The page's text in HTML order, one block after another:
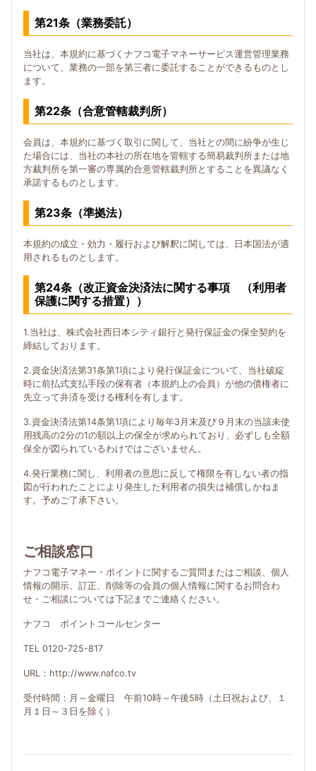
第21条（業務委託）
当社は、本規約に基づくナフコ電子マネーサービス運営管理業務
について、業務の一部を第三者に委託することができるものとし
ます。
第22条（合意管轄裁判所）
会員は、本規約に基づく取引に関して、当社との間に紛争が生じ
た場合には、当社の本社の所在地を管轄する簡易裁判所または地
方裁判所を第一審の専属的合意管轄裁判所とすることを異議なく
承諾するものとします。
第23条（準拠法）
本規約の成立・効力・履行および解釈に関しては、日本国法が適
用されるものとします。
第24条（改正資金決済法に関する事項 （利用者
保護に関する措置））
1.当社は、株式会社西日本シティ銀行と発行保証金の保全契約を
締結しております。
2.資金決済法第31条第1項により発行保証金について、当社破綻
時に前払式支払手段の保有者（本規約上の会員）が他の債権者に
先立って弁済を受ける権利を有します。
3.資金決済法第14条第1項により毎年3月末及び９月末の当該未使
用残高の2分の1の額以上の保全が求められており、必ずしも全額
保全が図られているわけではございません。
4.発行業務に関し、利用者の意思に反して権限を有しない者の指
図が行われたことにより発生した利用者の損失は補償しかねま
す。予めご了承下さい。
ご相談窓口
ナフコ電子マネー・ポイントに関するご質問またはご相談、個人
情報の開示、訂正、削除等の会員の個人情報に関するお問合わ
せ・ご相談については下記までご連絡ください。
ナフコ ポイントコールセンター
TEL 0120-725-817
URL：http://www.nafco.tv
受付時間：月～金曜日 午前10時～午後5時（土日祝および、１
月１日～３日を除く）